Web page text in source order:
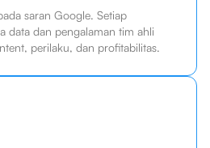
saran Google. Setiap
data dan pengalaman tim ahli
perilaku, dan profitabilitas.